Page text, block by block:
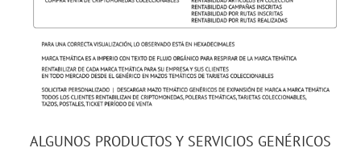
ALGUNOS PRODUCTOS Y SERVICIOS GENÉRICOS